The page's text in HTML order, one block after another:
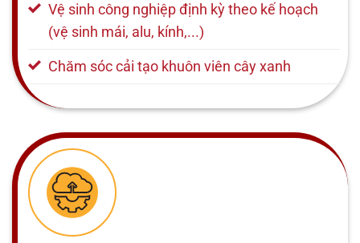
Vệ sinh công nghiệp định kỳ theo kế hoạch
(vệ sinh mái, alu, kính,...)
Chăm sóc cải tạo khuôn viên cây xanh